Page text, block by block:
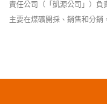
責任公司（「凱源公司」）負
主要在煤礦開採、銷售和分銷